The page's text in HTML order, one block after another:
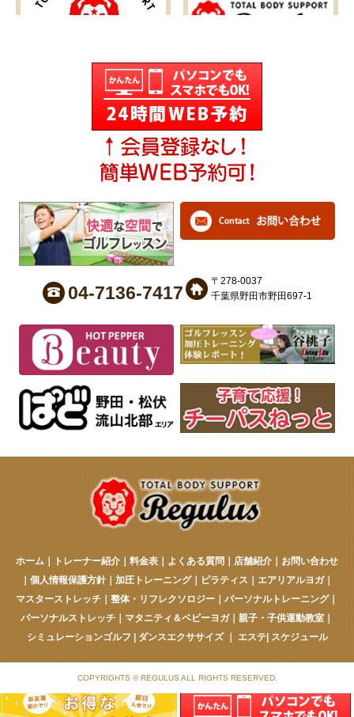
６月セミナー ゴルフ教室再開のご案内✿
美ストレッチ
04-7136-7417
〒278-0037
千葉県野田市野田697-1
ホーム トレーナー紹介 料金表 よくある質問 店舗紹介
お問い合わせ
個人情報保護方針｜ 加圧トレーニング｜ ピラティス エアリアルヨガ｜
マスターストレッチ
整体・リフレクソロジー パーソナルトレーニング｜
パーソナルストレッチ
マタニティ＆ベビーヨガ｜ 親子・子供運動教室
シミュレーションゴルフ
ダンスエクササイズ｜ エステ| スケジュール
COPYRIGHTS © REGULUS ALL RIGHTS RESERVED.